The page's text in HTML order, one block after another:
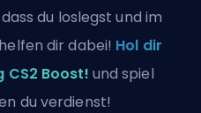
du loslegst und im
dir dabei! Hol dir
CS2 Boost! und spiel
du verdienst!